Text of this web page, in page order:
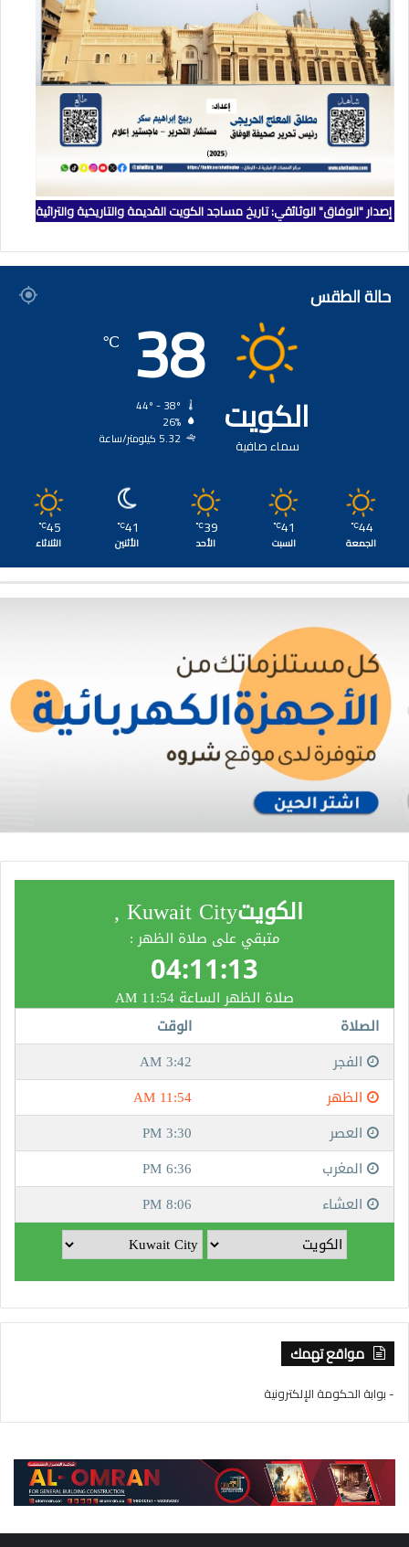
إصدار "الوفاق" الوثائقي: تاريخ مساجد الكويت القديمة والتاريخية والتراثية
حالة الطقس
الكويت
سماء صافية
38
℃
26%
5.32 كيلومتر/ساعة
44
℃
الجمعة
41
℃
السبت
39
℃
الأحد
41
℃
الأثنين
45
℃
الثلاثاء
مواقع تهمك
- بوابة الحكومة الإلكترونية